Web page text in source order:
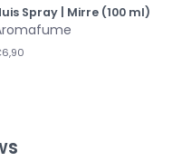
Spray | Mirre (100 ml)